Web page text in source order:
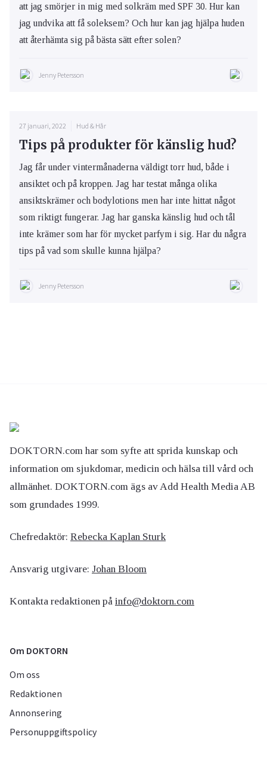
att jag smörjer in mig med solkräm med SPF 30. Hur kan
jag undvika att få soleksem? Och hur kan jag hjälpa huden
att återhämta sig på bästa sätt efter solen?
Jenny Petersson
27 januari, 2022 Hud & Hår
Tips på produkter för känslig hud?
Jag får under vintermånaderna väldigt torr hud, både i
ansiktet och på kroppen. Jag har testat många olika
ansiktskrämer och bodylotions men har inte hittat något
som riktigt fungerar. Jag har ganska känslig hud och tål
inte krämer som har för mycket parfym i sig. Har du några
tips på vad som skulle kunna hjälpa?
Jenny Petersson
DOKTORN.com har som syfte att sprida kunskap och
information om sjukdomar, medicin och hälsa till vård och
allmänhet. DOKTORN.com ägs av Add Health Media AB
som grundades 1999.
Chefredaktör: Rebecka Kaplan Sturk
Ansvarig utgivare: Johan Bloom
Kontakta redaktionen på info@doktorn.com
Om DOKTORN
Om oss
Redaktionen
Annonsering
Personuppgiftspolicy